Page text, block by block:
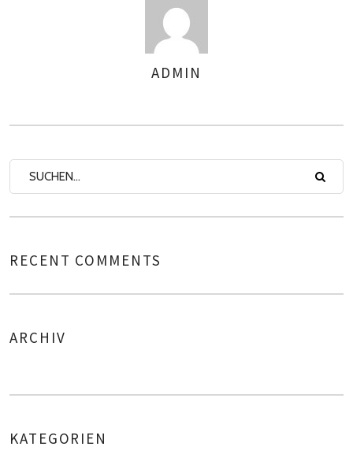
ADMIN
RECENT COMMENTS
ARCHIV
KATEGORIEN